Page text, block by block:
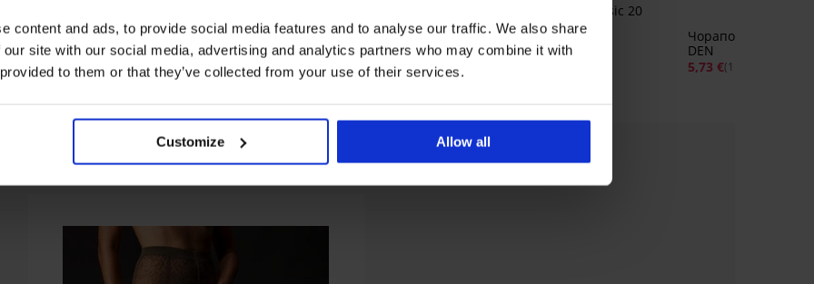
content and ads, to provide social media features and to analyse our traffic. We also share
site with our social media, advertising and analytics partners who may combine it with
to them or that they’ve collected from your use of their services.
Customize Allow all
Super
DEN
5,73 €(11,21 лв.) 8,19 €
Basic Matt 20 DEN
5,73 €(11,21 лв.) 8,19 €
Чорапогащник Basic 20
DEN Matt
5,29 €
(10,35 лв.)
Чорапогащник
DEN
5,73 €(11,21 лв.)
От същата колекция